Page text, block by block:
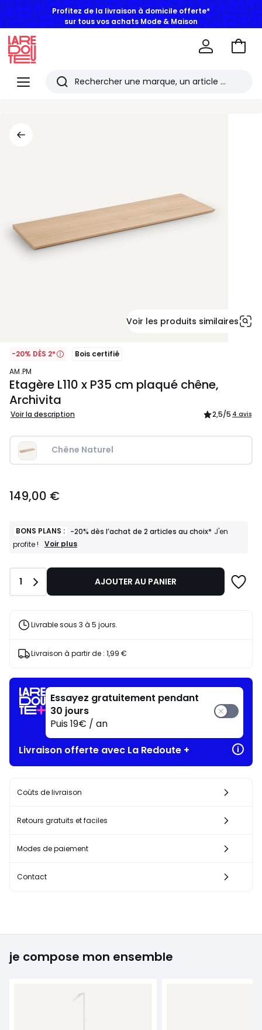
Profitez de la livraison à domicile offerte*
sur tous vos achats Mode & Maison
Menu
Redoute
Rechercher
Aller
Voir les produits similaires
-20% DÈS 2*
Bois certifié
AM.PM
Etagère L110 x P35 cm plaqué chêne,
Archivita
Voir la description 2,5/5 4 avis
Chêne Naturel
€.
149,00 €
BONS PLANS : -20% dès l’achat de 2 articles au choix* J'en
profite !
BONS
-20%
l’achat
articles
J'en
Voir plus
Quantité
1 AJOUTER AU PANIER
Livrable sous 3 à 5 jours.
Livraison à partir de : 1,99 €
Essayez gratuitement pendant
30 jours
Puis 19€ / an
Livraison offerte avec La Redoute +
Coûts de livraison
Retours gratuits et faciles
Modes de paiement
Contact
je compose mon ensemble